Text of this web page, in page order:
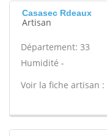
Casasec Rdeaux
Artisan
Département: 33
Humidité -
Voir la fiche artisan :